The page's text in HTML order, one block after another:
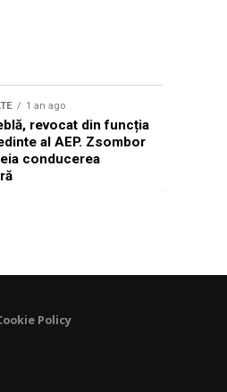
1 an ago
revocat din funcția
al AEP. Zsombor
conducerea
Policy